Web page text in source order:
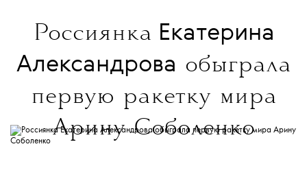
Россиянка Екатерина
Александрова обыграла
первую ракетку мира
Арину Соболенко